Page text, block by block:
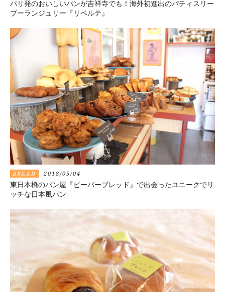
パリ発のおいしいパンが吉祥寺でも！海外初進出のパティスリー
ブーランジュリー『リベルテ』
BREAD 2018/05/04
東日本橋のパン屋『ビーバーブレッド』で出会ったユニークでリ
ッチな日本風パン